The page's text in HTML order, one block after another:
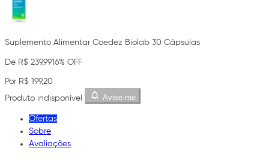
Suplemento Alimentar Coedez Biolab 30 Cápsulas
De R$ 239,9916% OFF
Por R$ 199,20
Produto indisponível
Avise-me
Ofertas
Sobre
Avaliações